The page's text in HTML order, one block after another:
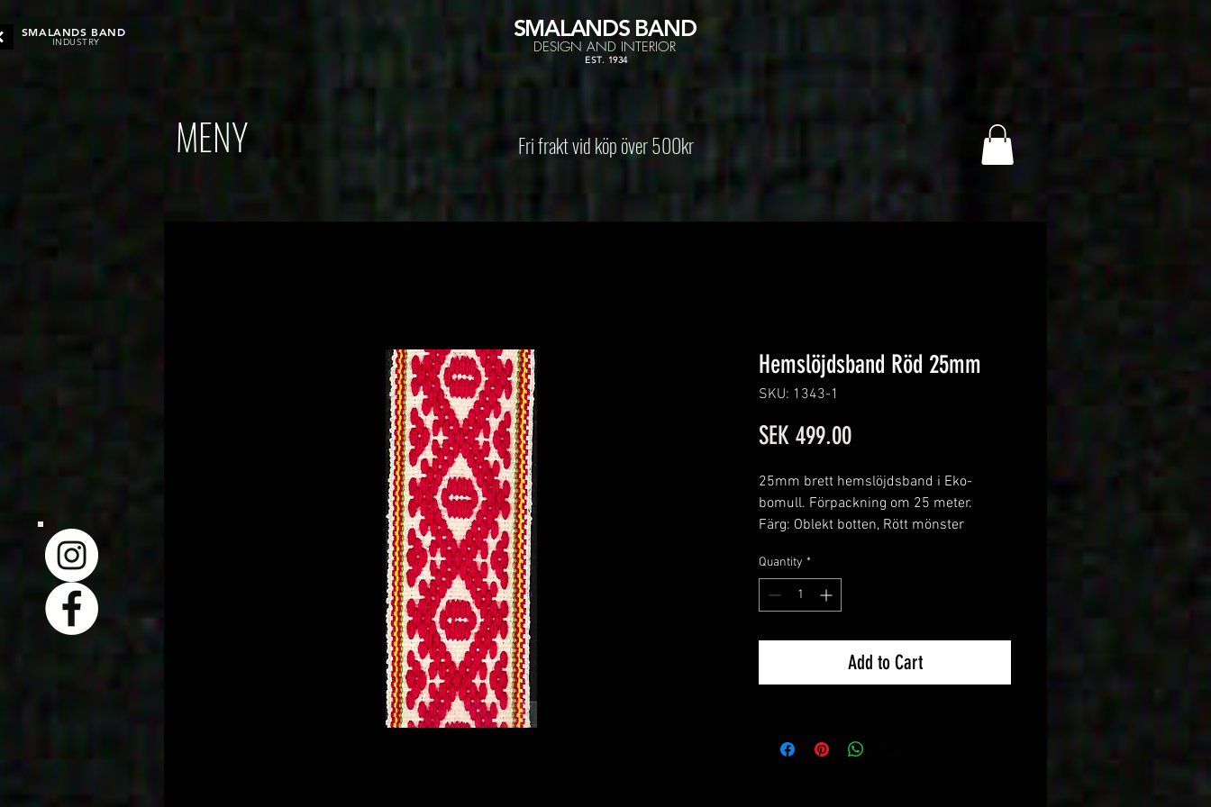
SMALANDS BAND
INDUSTRY
SMALANDS BAND
DESIGN AND INTERIOR
EST. 1934
MENY Fri frakt vid köp över 500kr
Hemslöjdsband Röd 25mm
SKU: 1343-1
SEK 499.00Price
25mm brett hemslöjdsband i Eko-
bomull. Förpackning om 25 meter.
Färg: Oblekt botten, Rött mönster
Quantity *
Add to Cart